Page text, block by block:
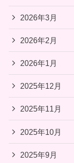
2026年3月
2026年2月
2026年1月
2025年12月
2025年11月
2025年10月
2025年9月